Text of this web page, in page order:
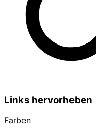
Links hervorheben
Farben